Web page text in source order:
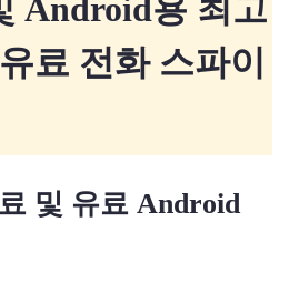
Android용 최고
료 전화 스파이
및 유료 Android